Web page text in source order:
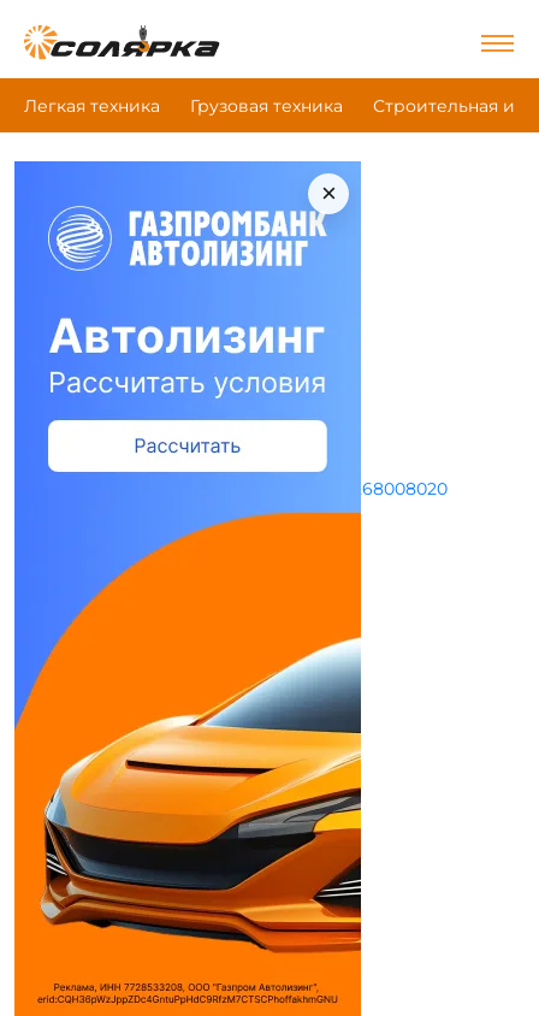
Легкая техника Грузовая техника Строительная и
×
GT7
Это моя компания
г Москва, ул Гиляровского, д 57
+79268008020
https://gt7.ru/